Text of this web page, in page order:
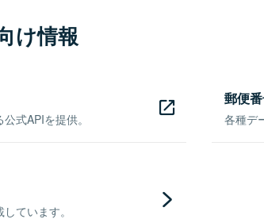
け情報
式APIを提供。
郵便
各種デ
ています。